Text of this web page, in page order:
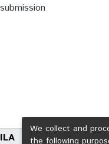
We collect and
the following